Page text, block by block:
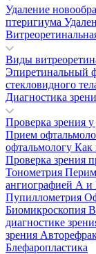
Удаление
птеригиума
Виды
Эпиретинальный
стекловидного
Диагностика
Проверка зрения у
Прием
офтальмологу Как
Проверка зрения
Тонометрия
ангиографией А и
Пупиллометрия
Биомикроскопия
диагностике
зрения
Блефаропластика